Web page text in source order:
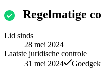
Regelmatige
Lid sinds
28 mei 2024
Laatste juridische controle
31 mei 2024